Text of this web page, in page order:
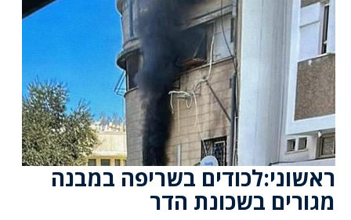
ראשוני:לכודים בשריפה במבנה
מגורים בשכונת הדר